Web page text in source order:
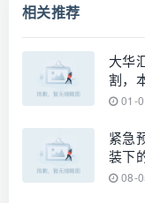
相关推荐
大华
割，
01-
紧急
装下
08-